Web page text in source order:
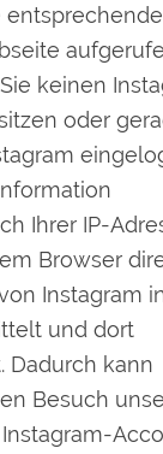
keinen
oder
Ihrer IP-
Browser
Instagram
und dort
Dadurch kann
Besuch